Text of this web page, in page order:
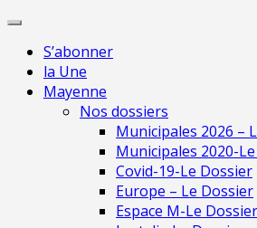
Skip
contentS’abonner
la Une
Mayenne
Nos dossiers
Municipales 2026 –
Municipales 2020-
Covid-19-Le Dossier
Europe – Le Dossier
Espace M-Le Dossier
indépendante en
Mayenne